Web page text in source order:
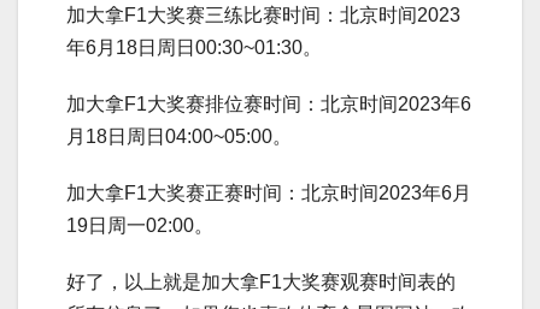
加大拿F1大奖赛三练比赛时间：北京时间2023
年6月18日周日00:30~01:30。
加大拿F1大奖赛排位赛时间：北京时间2023年6
月18日周日04:00~05:00。
加大拿F1大奖赛正赛时间：北京时间2023年6月
19日周一02:00。
好了，以上就是加大拿F1大奖赛观赛时间表的